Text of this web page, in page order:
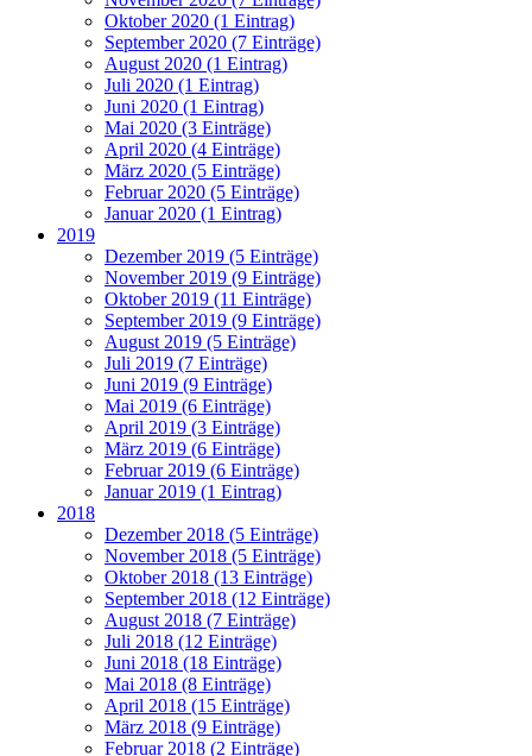
Oktober 2020 (1 Eintrag)
September 2020 (7 Einträge)
August 2020 (1 Eintrag)
Juli 2020 (1 Eintrag)
Juni 2020 (1 Eintrag)
Mai 2020 (3 Einträge)
April 2020 (4 Einträge)
März 2020 (5 Einträge)
Februar 2020 (5 Einträge)
Januar 2020 (1 Eintrag)
2019
Dezember 2019 (5 Einträge)
November 2019 (9 Einträge)
Oktober 2019 (11 Einträge)
September 2019 (9 Einträge)
August 2019 (5 Einträge)
Juli 2019 (7 Einträge)
Juni 2019 (9 Einträge)
Mai 2019 (6 Einträge)
April 2019 (3 Einträge)
März 2019 (6 Einträge)
Februar 2019 (6 Einträge)
Januar 2019 (1 Eintrag)
2018
Dezember 2018 (5 Einträge)
November 2018 (5 Einträge)
Oktober 2018 (13 Einträge)
September 2018 (12 Einträge)
August 2018 (7 Einträge)
Juli 2018 (12 Einträge)
Juni 2018 (18 Einträge)
Mai 2018 (8 Einträge)
April 2018 (15 Einträge)
März 2018 (9 Einträge)
Februar 2018 (2 Einträge)